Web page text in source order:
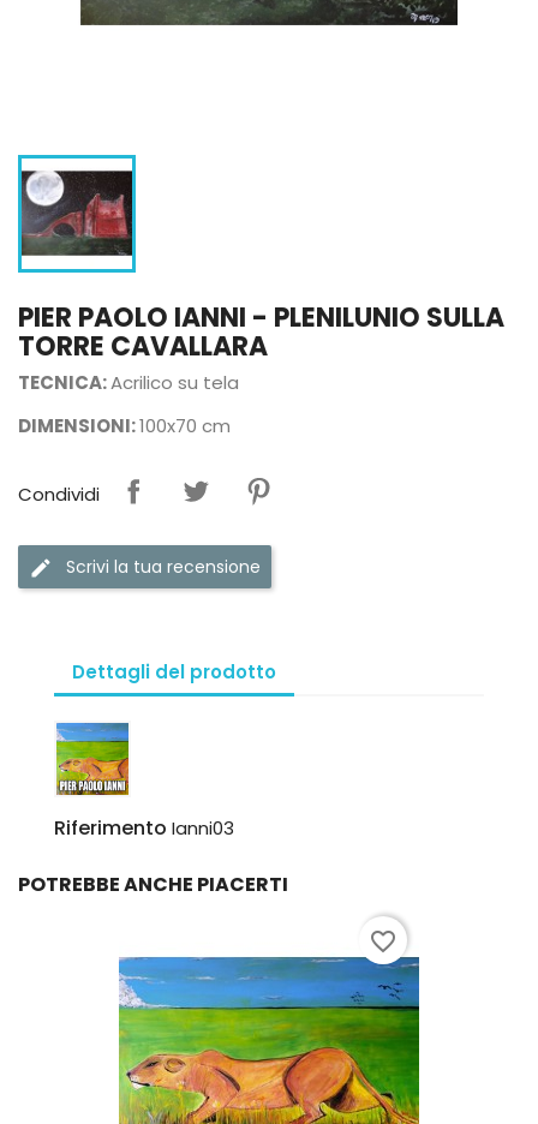
PIER PAOLO IANNI - PLENILUNIO SULLA
TORRE CAVALLARA
TECNICA:Acrilico su tela
DIMENSIONI:100x70 cm
Condividi
Scrivi la tua recensione
Dettagli del prodotto
Riferimento Ianni03
POTREBBE ANCHE PIACERTI
favorite_border